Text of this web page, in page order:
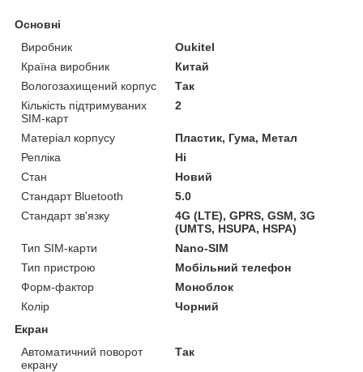
Основні
Виробник
Oukitel
Країна виробник
Китай
Вологозахищений корпус
Так
Кількість підтримуваних
SIM-карт
2
Матеріал корпусу
Пластик, Гума, Метал
Репліка
Ні
Стан
Новий
Стандарт Bluetooth
5.0
Стандарт зв'язку
4G (LTE), GPRS, GSM, 3G
(UMTS, HSUPA, HSPA)
Тип SIM-карти
Nano-SIM
Тип пристрою
Мобільний телефон
Форм-фактор
Моноблок
Колір
Чорний
Екран
Автоматичний поворот
екрану
Так